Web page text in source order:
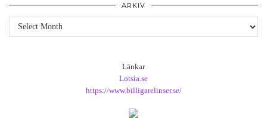
ARKIV
Arkiv
Länkar
Lotsia.se
https://www.billigarelinser.se/